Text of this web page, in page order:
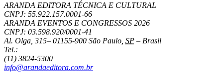
ARANDA EDITORA TÉCNICA E CULTURAL
CNPJ: 55.922.157.0001-66
ARANDA EVENTOS E CONGRESSOS 2026
CNPJ: 03.598.920/0001-41
Al. Olga, 315– 01155-900 São Paulo SP – Brasil
Tel.:
(11) 3824-5300
info@arandaeditora.com.br